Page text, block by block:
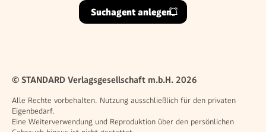
Suchagent anlegen
© STANDARD Verlagsgesellschaft m.b.H. 2026
Alle Rechte vorbehalten. Nutzung ausschließlich für den privaten
Eigenbedarf.
Eine Weiterverwendung und Reproduktion über den persönlichen